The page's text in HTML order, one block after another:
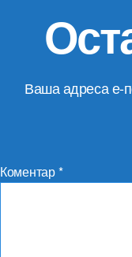
Ваша адреса е-
Коментар*